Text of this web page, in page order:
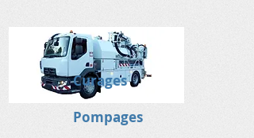
Curages
Pompages